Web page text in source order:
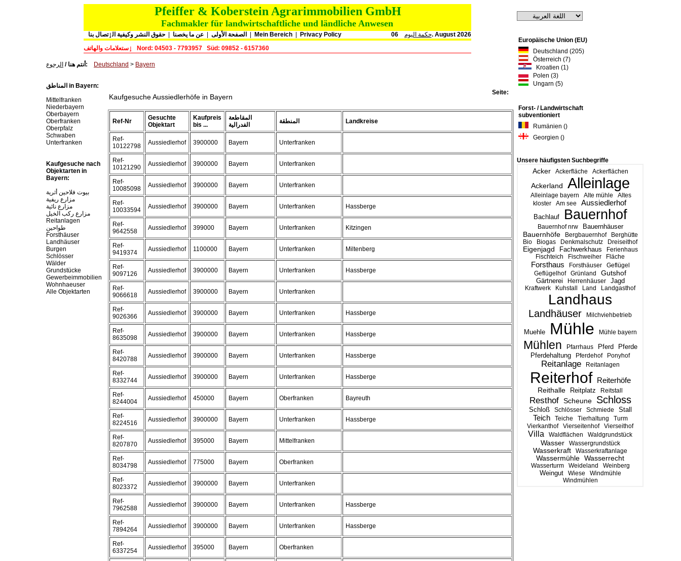
Pfeiffer & Koberstein Agrarimmobilien GmbH
Fachmakler für landwirtschaftliche und ländliche Anwesen
الصفحة الأولى |عن ما يخصنا |حقوق النشر وكيفية الٳتصال بنا Mein Bereich Privacy Policy حكمة اليوم06. August 2026
Nord: 04503 - 7793957 Süd: 09852 - 6157360
Europäische Union (EU)
Deutschland (205)
Österreich (7)
Kroatien (1)
Polen (3)
Ungarn (5)
Forst- / Landwirtschaft
subventioniert
Rumänien ()
Georgien ()
Unsere häufigsten Suchbegriffe
Acker Ackerfläche Ackerflächen
Ackerland Alleinlage
Alleinlage bayern Alte mühle
Altes
kloster
Am see Aussiedlerhof
Bachlauf Bauernhof
Bauernhof nrw Bauernhäuser
Bauernhöfe Bergbauernhof
Berghütte
Bio
Biogas Denkmalschutz Dreiseithof
Eigenjagd Fachwerkhaus
Ferienhaus
Fischteich
Fischweiher Fläche
Forsthaus Forsthäuser
Geflügel
Geflügelhof
Grünland
Gutshof
Gärtnerei
Herrenhäuser Jagd
Kraftwerk Kuhstall Land Landgasthof
Landhaus
Landhäuser Milchviehbetrieb
Muehle Mühle Mühle bayern
Mühlen Pfarrhaus Pferd Pferde
Pferdehaltung Pferdehof Ponyhof
Reitanlage Reitanlagen
Reiterhof Reiterhöfe
Reithalle Reitplatz Reitstall
Resthof Scheune Schloss
Schloß Schlösser Schmiede Stall
Teich Teiche Tierhaltung
Turm
Vierkanthof
Vierseitenhof Vierseithof
Villa Waldflächen Waldgrundstück
Wasser Wassergrundstück
Wasserkraft Wasserkraftanlage
Wassermühle Wasserrecht
Wasserturm Weideland Weinberg
Weingut Wiese
Windmühle
Windmühlen
أنتم هنا / الرجوع : Deutschland > Bayern
المناطق in Bayern:
Mittelfranken
Niederbayern
Oberbayern
Oberfranken
Oberpfalz
Schwaben
Unterfranken
Kaufgesuche nach
Objektarten in
Bayern:
بيوت فلاحين أثرية
مزارع ريفية
مزارع نائية
مزارع ركب الخيل
Reitanlagen
طواحين
Forsthäuser
Landhäuser
Burgen
Schlösser
Wälder
Grundstücke
Gewerbeimmobilien
Wohnhaeuser
Alle Objektarten
Kaufgesuche Aussiedlerhöfe in Bayern
Seite:
Ref-Nr
Gesuchte
Objektart
Kaufpreis
bis ...
المقاطعة
الفدرالية
المنطقة Landkreise
Ref-
10122798
Aussiedlerhof 3900000 Bayern Unterfranken
Ref-
10121290
Aussiedlerhof 3900000 Bayern Unterfranken
Ref-
10085098
Aussiedlerhof 3900000 Bayern Unterfranken
Ref-
10033594
Aussiedlerhof 3900000 Bayern Unterfranken Hassberge
Ref-
9642558
Aussiedlerhof 399000 Bayern Unterfranken Kitzingen
Ref-
9419374
Aussiedlerhof 1100000 Bayern Unterfranken Miltenberg
Ref-
9097126
Aussiedlerhof 3900000 Bayern Unterfranken Hassberge
Ref-
9066618
Aussiedlerhof 3900000 Bayern Unterfranken
Ref-
9026366
Aussiedlerhof 3900000 Bayern Unterfranken Hassberge
Ref-
8635098
Aussiedlerhof 3900000 Bayern Unterfranken Hassberge
Ref-
8420788
Aussiedlerhof 3900000 Bayern Unterfranken Hassberge
Ref-
8332744
Aussiedlerhof 3900000 Bayern Unterfranken Hassberge
Ref-
8244004
Aussiedlerhof 450000 Bayern Oberfranken Bayreuth
Ref-
8224516
Aussiedlerhof 3900000 Bayern Unterfranken Hassberge
Ref-
8207870
Aussiedlerhof 395000 Bayern Mittelfranken
Ref-
8034798
Aussiedlerhof 775000 Bayern Oberfranken
Ref-
8023372
Aussiedlerhof 3900000 Bayern Unterfranken
Ref-
7962588
Aussiedlerhof 3900000 Bayern Unterfranken Hassberge
Ref-
7894264
Aussiedlerhof 3900000 Bayern Unterfranken Hassberge
Ref-
6337254
Aussiedlerhof 395000 Bayern Oberfranken